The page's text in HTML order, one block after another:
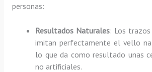
personas:
Resultados Naturales: Los
imitan perfectamente el vello
lo que da como resultado unas
no artificiales.